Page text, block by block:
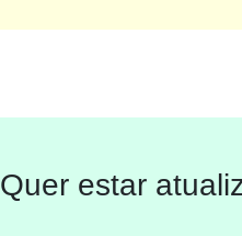
Quer estar